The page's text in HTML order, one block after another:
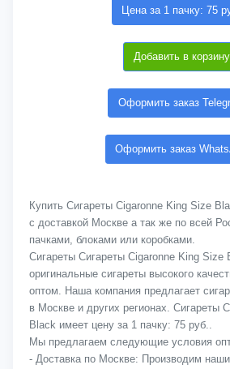
Цена за 1 пачку: 75
Добавить в корзину
Оформить заказ
Оформить заказ
Купить Сигареты Cigaronne King Size
с доставкой Москве а так же по всей
пачками, блоками или коробками.
Сигареты Сигареты Cigaronne King
оригинальные сигареты высокого
оптом. Наша компания предлагает
в Москве и других регионах. Сигареты
Black имеет цену за 1 пачку: 75 руб..
Мы предлагаем следующие условия
- Доставка по Москве: Производим